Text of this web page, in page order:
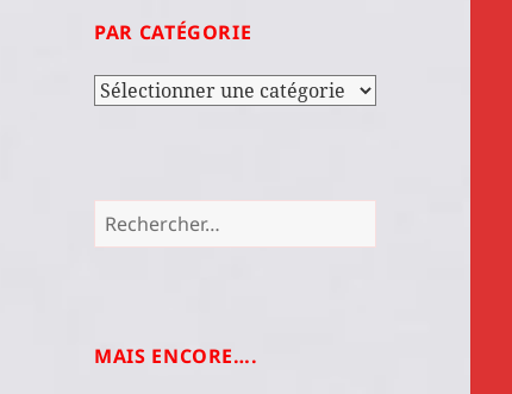
PAR CATÉGORIE
Par
Rechercher :
MAIS ENCORE….